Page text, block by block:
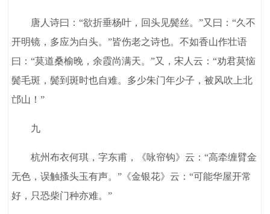
唐人诗曰：“欲折垂杨叶，回头见鬓丝。”又曰：“久不
开明镜，多应为白头。”皆伤老之诗也。不如香山作壮语
曰：“莫道桑榆晚，余霞尚满天。”又，宋人云：“劝君莫恼
鬓毛斑，鬓到斑时也自难。多少朱门年少子，被风吹上北
邙山！”
九
杭州布衣何琪，字东甫，《咏帘钩》云：“高牵缠臂金
无色，误触搔头玉有声。”《金银花》云：“可能华屋开常
好，只恐柴门种亦难。”